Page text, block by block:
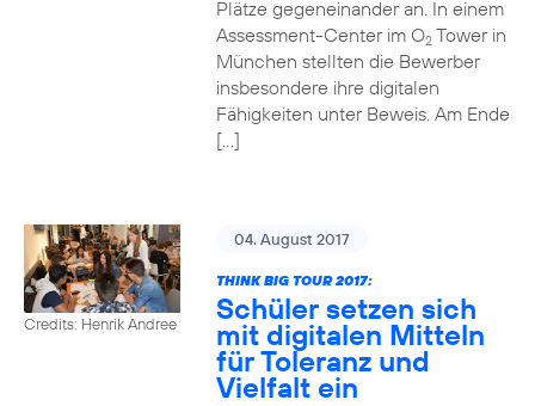
Plätze gegeneinander an. In einem
Assessment-Center im O2Tower in
München stellten die Bewerber
insbesondere ihre digitalen
Fähigkeiten unter Beweis. Am Ende
[…]
Credits: Henrik Andree
04. August 2017
THINK BIG TOUR 2017:
Schüler setzen sich
mit digitalen Mitteln
für Toleranz und
Vielfalt ein